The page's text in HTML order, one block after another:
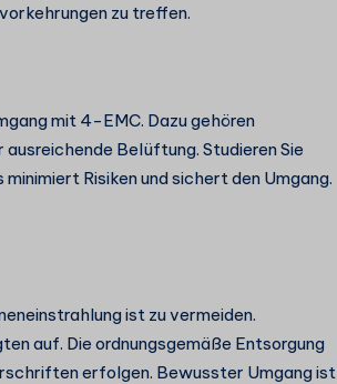
zu treffen.
mit 4-EMC. Dazu gehören
Belüftung. Studieren Sie
Risiken und sichert den Umgang.
ist zu vermeiden.
auf. Die ordnungsgemäße Entsorgung
erfolgen. Bewusster Umgang ist